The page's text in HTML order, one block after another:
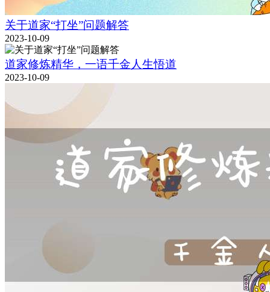
关于道家“打坐”问题解答
2023-10-09
道家修炼精华，一语千金人生悟道
2023-10-09